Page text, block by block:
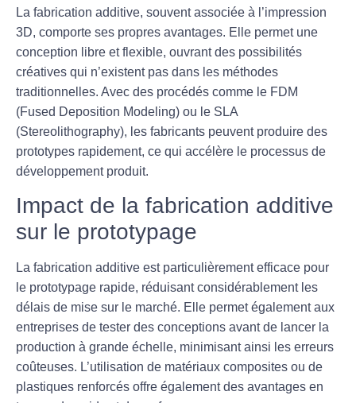
La fabrication additive, souvent associée à l’impression
3D, comporte ses propres avantages. Elle permet une
conception libre et flexible, ouvrant des possibilités
créatives qui n’existent pas dans les méthodes
traditionnelles. Avec des procédés comme le FDM
(Fused Deposition Modeling) ou le SLA
(Stereolithography), les fabricants peuvent produire des
prototypes rapidement, ce qui accélère le processus de
développement produit.
Impact de la fabrication additive
sur le prototypage
La fabrication additive est particulièrement efficace pour
le prototypage rapide, réduisant considérablement les
délais de mise sur le marché. Elle permet également aux
entreprises de tester des conceptions avant de lancer la
production à grande échelle, minimisant ainsi les erreurs
coûteuses. L’utilisation de matériaux composites ou de
plastiques renforcés offre également des avantages en